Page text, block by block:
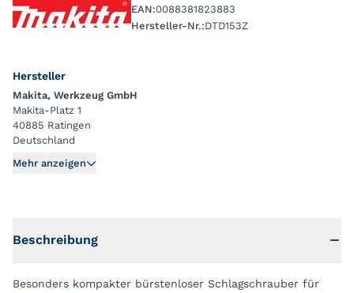
EAN:0088381823883
Hersteller-Nr.:DTD153Z
Hersteller
Makita, Werkzeug GmbH
Makita-Platz 1
40885 Ratingen
Deutschland
Mehr anzeigen
Beschreibung
Besonders kompakter bürstenloser Schlagschrauber für